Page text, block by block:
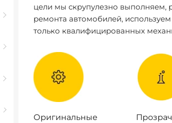
цели мы скрупулезно выполняем,
ремонта автомобилей,
только квалифицированных
Оригинальные